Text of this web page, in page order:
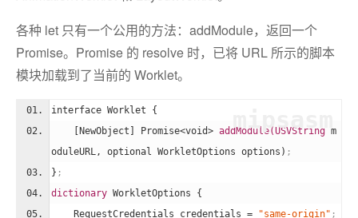
各种 let 只有一个公用的方法：addModule，返回一个
Promise。Promise 的 resolve 时，已将 URL 所示的脚本
模块加载到了当前的 Worklet。
interface Worklet {
    [NewObject] Promise<void>
addModule(USVString m
oduleURL, optional WorkletOptions options) ;
} ;
dictionary WorkletOptions {
    RequestCredentials credentials =
"same-origin" ;
mipsasm